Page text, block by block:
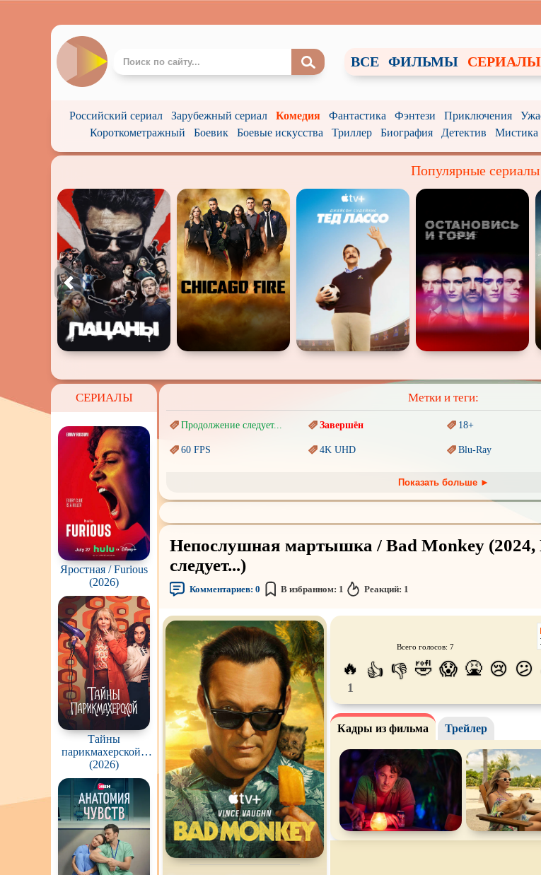
ВСЕ ФИЛЬМЫ СЕРИАЛЫ
Российский сериал Зарубежный сериал Комедия Фантастика Фэнтези Приключения
Короткометражный
Боевик Боевые искусства Триллер Биография Детектив Мистика
Популярные сериалы
СЕРИАЛЫ
Яростная / Furious
(2026)
Тайны
парикмахерской /
The Hairdresser
Mysteries
(2026)
Метки и теги:
Продолжение следует... Завершён 18+
60 FPS 4K UHD Blu-Ray
Авангард иСюрреализм Ангелы и Демоны Аниме
Врачи Гении Дорамы
Киберпанк Коллекция Комикс
Наркотики
Подростковаяжестокость Постапокалипсис
Про апокалипсис Про богатых
Про ведьм Про викингов Про выживание
Про гонки Про деревню Про динозавров
Про животных Про зомби Про инопланетян
Про космос
Про любовь Про маньяков и
убийц
Про оборотней Про пиратов Про подростков
Про роботов
Про рыцарей Про самолёты
Про снайперов Про супергероев Про танки
Про тюрьму
Показать больше ►
Непослушная мартышка / Bad Monkey (2024,
следует...)
Комментариев: 0 В избранном: 1 Реакций: 1
Всего голосов: 7
🔥
1
👍 👎 🤣 😱 🤮 😢 😕
Кадры из фильма Трейлер